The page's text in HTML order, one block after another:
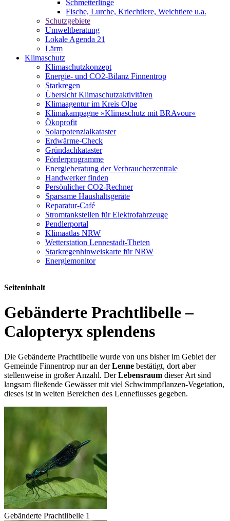
Schmetterlinge
Fische, Lurche, Kriechtiere, Weichtiere u.a.
Schutzgebiete
Umweltberatung
Lokale Agenda 21
Lärm
Klimaschutz
Klimaschutzkonzept
Energie- und CO2-Bilanz Finnentrop
Starkregen
Übersicht Klimaschutzaktivitäten
Klimaagentur im Kreis Olpe
Klimakampagne »Klimaschutz mit BRAvour«
Ökoprofit
Solarpotenzialkataster
Erdwärme-Check
Gründachkataster
Förderprogramme
Energieberatung der Verbraucherzentrale
Handwerker finden
Persönlicher CO2-Rechner
Sparsame Haushaltsgeräte
Reparatur-Café
Stromtankstellen für Elektrofahrzeuge
Pendlerportal
Klimaatlas NRW
Wetterstation Lennestadt-Theten
Starkregenhinweiskarte für NRW
Energiemonitor
Seiteninhalt
Gebänderte Prachtlibelle –
Calopteryx splendens
Die Gebänderte Prachtlibelle wurde von uns bisher im Gebiet der
Gemeinde Finnentrop nur an derLenne bestätigt, dort aber
stellenweise in großer Anzahl. DerLebensraum dieser Art sind
langsam fließende Gewässer mit viel Schwimmpflanzen-Vegetation,
dieses ist in weiten Bereichen des Lenneflusses gegeben.
Gebänderte Prachtlibelle 1